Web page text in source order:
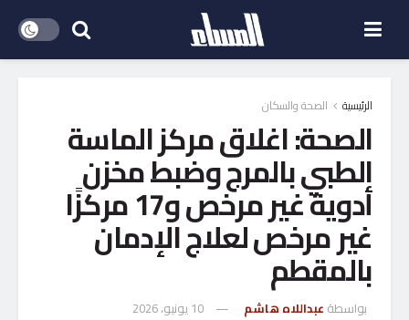
الرئيسية الصحة والسكان
الصحة: اغلاق مركز الماسة
الطبي بالمرج وضبط مخزن
أدوية غير مرخص و17 مركزًا
غير مرخص لعلاج الإدمان
بالمقطم
بواسطة عبداللاه هاشم 10 يونيو، 2026